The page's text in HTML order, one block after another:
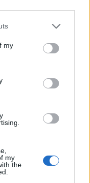
one or more Google
You may click to
third-party tags to
in below Google
my
my
the
saat pemulihan
rendah
bagi mereka
cedera lainnya,
dan